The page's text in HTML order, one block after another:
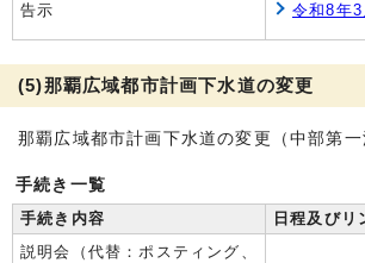
告示 令和8年3
(5)那覇広域都市計画下水道の変更
那覇広域都市計画下水道の変更（中部第一
手続き一覧
手続き内容
日程及びリ
説明会（代替：ポスティング、